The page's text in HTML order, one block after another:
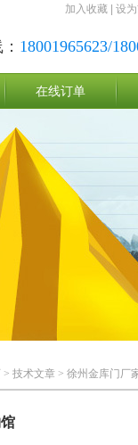
加入收藏 设
18001965623/
在线订单
> 技术文章 > 徐州金库门厂